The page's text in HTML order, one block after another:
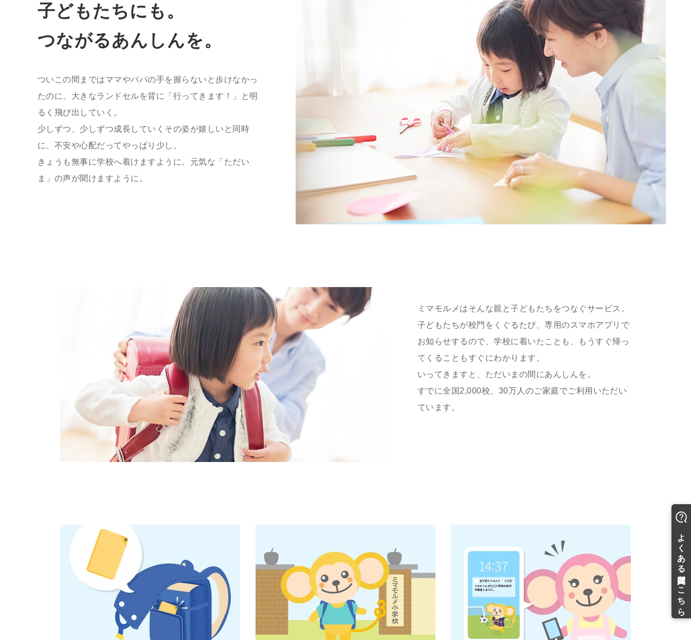
子どもたちにも。
つながるあんしんを。
ついこの間まではママやパパの手を握らないと歩けなかっ
たのに、大きなランドセルを背に「行ってきます！」と明
るく飛び出していく。
少しずつ、少しずつ成長していくその姿が嬉しいと同時
に、不安や心配だってやっぱり少し。
きょうも無事に学校へ着けますように。元気な「ただい
ま」の声が聞けますように。
ミマモルメはそんな親と子どもたちをつなぐサービス。
子どもたちが校門をくぐるたび、専用のスマホアプリで
お知らせするので、学校に着いたことも、もうすぐ帰っ
てくることもすぐにわかります。
いってきますと、ただいまの間にあんしんを。
すでに全国2,000校、30万人のご家庭でご利用いただい
ています。